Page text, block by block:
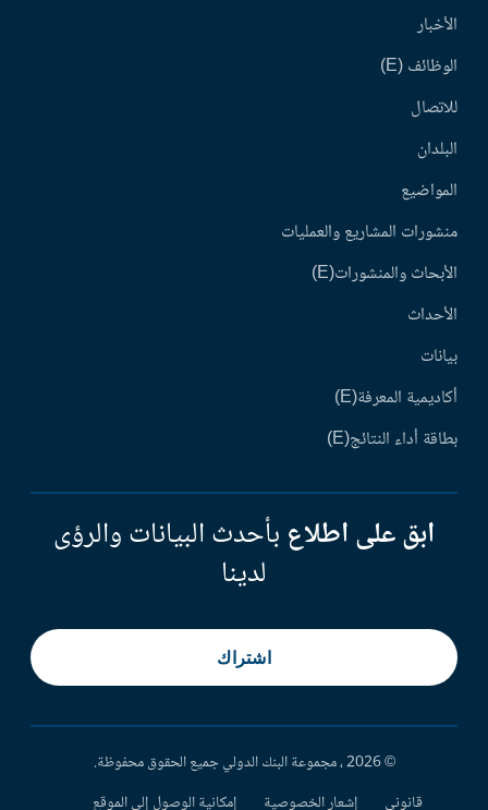
الأخبار
الوظائف (E)
للاتصال
البلدان
المواضيع
منشورات المشاريع والعمليات
الأبحاث والمنشورات(E)
الأحداث
بيانات
أكاديمية المعرفة(E)
بطاقة أداء النتائج(E)
ابق على اطلاع بأحدث البيانات والرؤى
لدينا
اشتراك
© 2026 ، مجموعة البنك الدولي جميع الحقوق محفوظة.
قانوني
إشعار الخصوصية إمكانية الوصول إلى الموقع